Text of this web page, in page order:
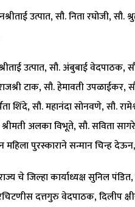
उत्पात, सौ. निता रघोजी,
उत्पात, सौ. अंबुबाई वेदपाठक,
टाक, सौ. हेमावती
शिंदे, सौ. महानंदा सोनवणे, सौ.
श्रीमती अलका विभूते, सौ. सविता
महिला पुरस्काराने सन्मान चिन्ह
चे जिल्हा कार्याध्यक्ष सुनिल
दत्तगुरु वेदपाठक, दिलीप